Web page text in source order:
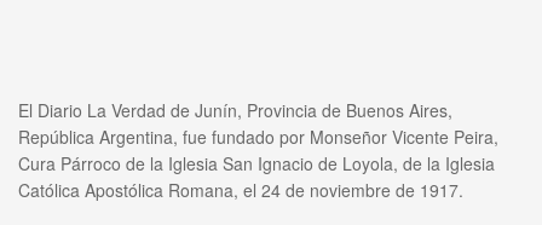
El Diario La Verdad de Junín, Provincia de Buenos Aires,
República Argentina, fue fundado por Monseñor Vicente Peira,
Cura Párroco de la Iglesia San Ignacio de Loyola, de la Iglesia
Católica Apostólica Romana, el 24 de noviembre de 1917.